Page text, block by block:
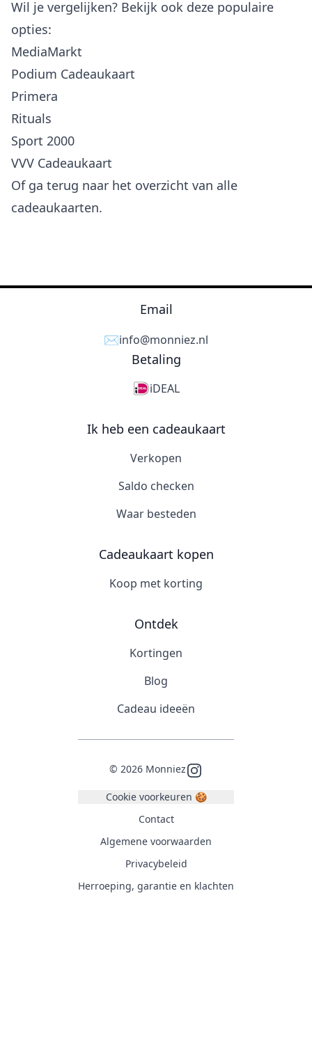
Wil je vergelijken? Bekijk ook deze populaire
opties:
MediaMarkt
Podium Cadeaukaart
Primera
Rituals
Sport 2000
VVV Cadeaukaart
Of ga terug naar het overzicht van alle
cadeaukaarten.
Email
✉️info@monniez.nl
Betaling
iDEAL
Ik heb een cadeaukaart
Verkopen
Saldo checken
Waar besteden
Cadeaukaart kopen
Koop met korting
Ontdek
Kortingen
Blog
Cadeau ideeën
© 2026 MonniezInstagram
Cookie voorkeuren 🍪
Contact
Algemene voorwaarden
Privacybeleid
Herroeping, garantie en klachten